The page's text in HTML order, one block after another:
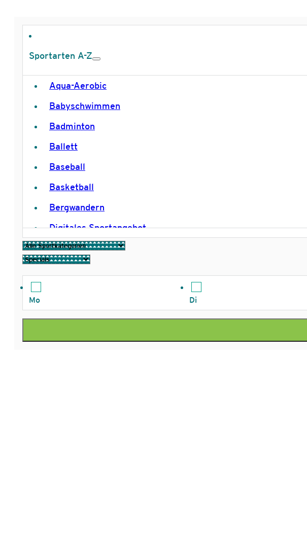
Sportarten A-Z
Aqua-Aerobic
Babyschwimmen
Badminton
Ballett
Baseball
Basketball
Bergwandern
Digitales Sportangebot
Einrad
Freizeitsport
Mo Di